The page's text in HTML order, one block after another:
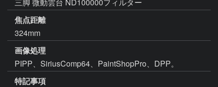
三脚 微動雲台 ND100000フィルター
焦点距離
324mm
画像処理
PIPP、SiriusComp64、PaintShopPro、DPP。
特記事項